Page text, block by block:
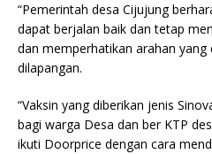
“Pemerintah desa Cijujung
dapat berjalan baik dan tetap
dan memperhatikan arahan
dilapangan.
“Vaksin yang diberikan jenis
bagi warga Desa dan ber KTP
ikuti Doorprice dengan cara